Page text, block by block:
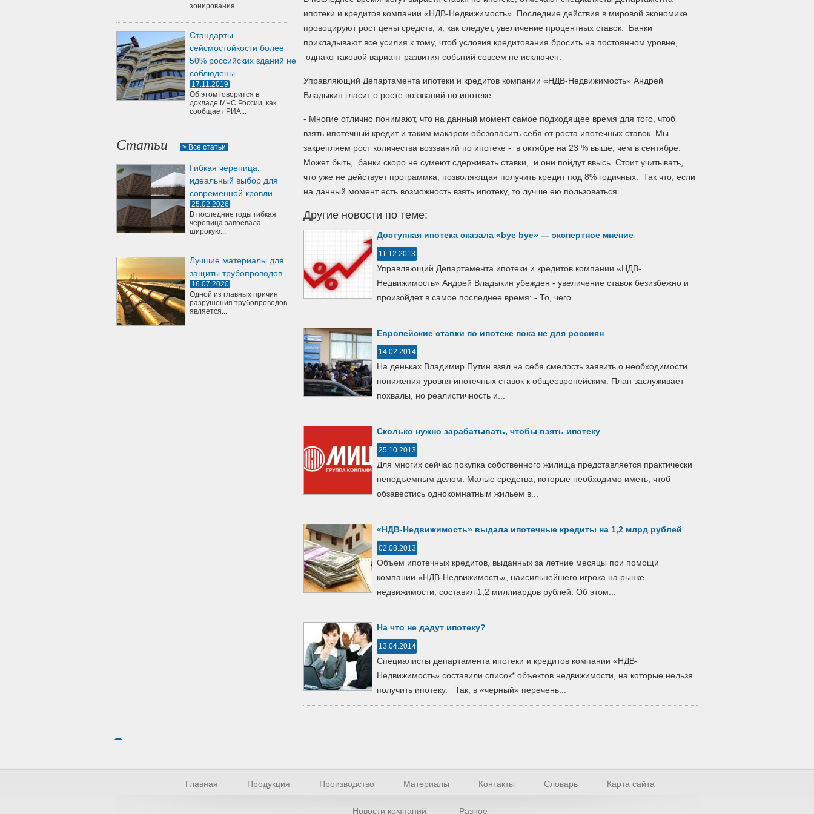
зонирования...
Стандарты
сейсмостойкости более
50% российских зданий не
соблюдены
17.11.2019
Об этом говорится в
докладе МЧС России, как
сообщает РИА...
Статьи > Все статьи
Гибкая черепица:
идеальный выбор для
современной кровли
25.02.2026
В последние годы гибкая
черепица завоевала
широкую...
Лучшие материалы для
защиты трубопроводов
16.07.2020
Одной из главных причин
разрушения трубопроводов
является...
ипотеки и кредитов компании «НДВ-Недвижимость». Последние действия в мировой экономике
провоцируют рост цены средств, и, как следует, увеличение процентных ставок. Банки
прикладывают все усилия к тому, чтоб условия кредитования бросить на постоянном уровне,
однако таковой вариант развития событий совсем не исключен.
Управляющий Департамента ипотеки и кредитов компании «НДВ-Недвижимость» Андрей
Владыкин гласит о росте воззваний по ипотеке:
- Многие отлично понимают, что на данный момент самое подходящее время для того, чтоб
взять ипотечный кредит и таким макаром обезопасить себя от роста ипотечных ставок. Мы
закрепляем рост количества воззваний по ипотеке - в октябре на 23 % выше, чем в сентябре.
Может быть, банки скоро не сумеют сдерживать ставки, и они пойдут ввысь. Стоит учитывать,
что уже не действует программка, позволяющая получить кредит под 8% годичных. Так что, если
на данный момент есть возможность взять ипотеку, то лучше ею пользоваться.
Другие новости по теме:
Доступная ипотека сказала «bye bye» — экспертное мнение
11.12.2013
Управляющий Департамента ипотеки и кредитов компании «НДВ-
Недвижимость» Андрей Владыкин убежден - увеличение ставок безизбежно и
произойдет в самое последнее время: - То, чего...
Европейские ставки по ипотеке пока не для россиян
14.02.2014
На деньках Владимир Путин взял на себя смелость заявить о необходимости
понижения уровня ипотечных ставок к общеевропейским. План заслуживает
похвалы, но реалистичность и...
Сколько нужно зарабатывать, чтобы взять ипотеку
25.10.2013
Для многих сейчас покупка собственного жилища представляется практически
неподъемным делом. Малые средства, которые необходимо иметь, чтоб
обзавестись однокомнатным жильем в...
«НДВ-Недвижимость» выдала ипотечные кредиты на 1,2 млрд рублей
02.08.2013
Объем ипотечных кредитов, выданных за летние месяцы при помощи
компании «НДВ-Недвижимость», наисильнейшего игрока на рынке
недвижимости, составил 1,2 миллиардов рублей. Об этом...
На что не дадут ипотеку?
13.04.2014
Специалисты департамента ипотеки и кредитов компании «НДВ-
Недвижимость» составили список* объектов недвижимости, на которые нельзя
получить ипотеку. Так, в «черный» перечень...
Главная Продукция Производство Материалы Контакты Словарь Карта сайта
Новости компаний Разное